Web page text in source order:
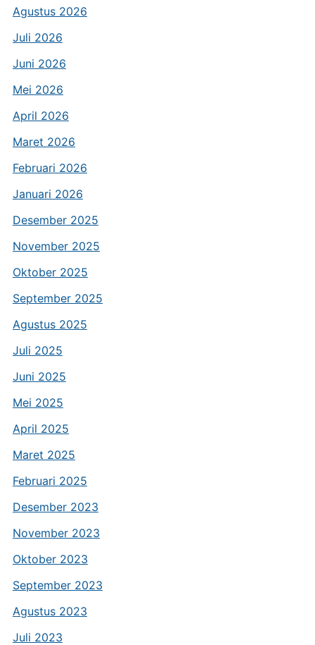
Agustus 2026
Juli 2026
Juni 2026
Mei 2026
April 2026
Maret 2026
Februari 2026
Januari 2026
Desember 2025
November 2025
Oktober 2025
September 2025
Agustus 2025
Juli 2025
Juni 2025
Mei 2025
April 2025
Maret 2025
Februari 2025
Desember 2023
November 2023
Oktober 2023
September 2023
Agustus 2023
Juli 2023